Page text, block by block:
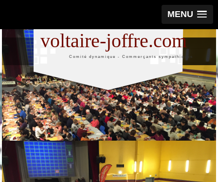
MENU
voltaire-joffre.com
Comité dynamique - Commerçants sympathiques